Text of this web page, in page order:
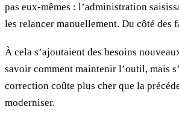
pas eux-mêmes : l’administration
les relancer manuellement. Du côté des
À cela s’ajoutaient des besoins
savoir comment maintenir l’outil, mais
correction coûte plus cher que la
moderniser.